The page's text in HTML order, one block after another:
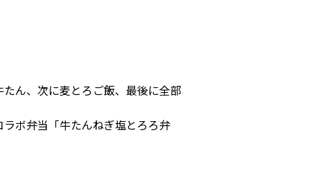
ん、次に麦とろご飯、最後に全部
ラボ弁当「牛たんねぎ塩とろろ弁